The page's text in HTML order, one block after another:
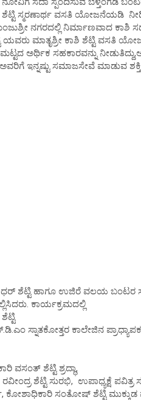
ಶೆಟ್ಟಿ ಸ್ಮರಣಾರ್ಥ ವಸತಿ ಯೋಜನೆಯಡಿ
ನಗರದಲ್ಲಿ ನಿರ್ಮಾಣವಾದ ಕಾಶಿ
ಮಾತೃಶ್ರೀ ಕಾಶಿ ಶೆಟ್ಟಿ ವಸತಿ
ಅರ್ಥಿಕ ಸಹಕಾರವನ್ನು
ಇನ್ನಷ್ಟು ಸಮಾಜಸೇವೆ ಮಾಡುವ
ಶೆಟ್ಟಿ ಹಾಗೂ ಉಜಿರೆ ವಲಯ ಬಂಟರ
ಕಾರ್ಯಕ್ರಮದಲ್ಲಿ
ಸ್ನಾತಕೋತ್ತರ ಕಾಲೇಜಿನ
ಶೆಟ್ಟಿ ಶ್ರದ್ಧಾ,
ಶೆಟ್ಟಿ ಸುರಭಿ, ಉಪಾಧ್ಯಕ್ಷೆ ಪವಿತ್ರ
ಸಂತೋಷ್ ಶೆಟ್ಟಿ ಮುಕ್ಕುಡ